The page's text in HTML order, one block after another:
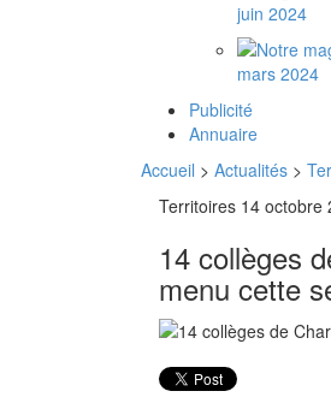
juin 2024
mars 2024
Publicité
Annuaire
Accueil > Actualités >
Territoires 14 octobre
14 collèges
menu cette